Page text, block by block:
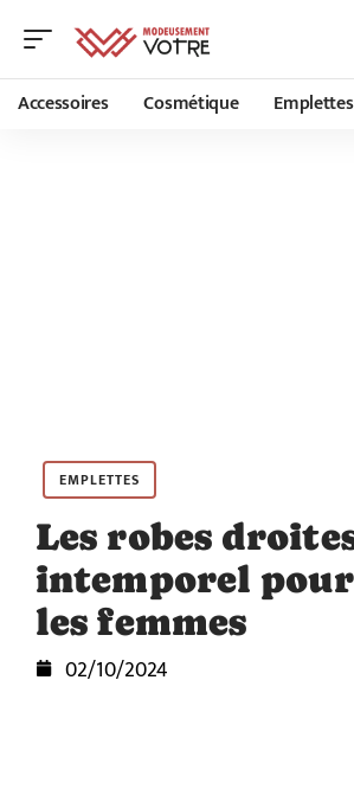
Accessoires Cosmétique Emplettes
EMPLETTES
Les robes
intemporel
les femmes
02/10/2024